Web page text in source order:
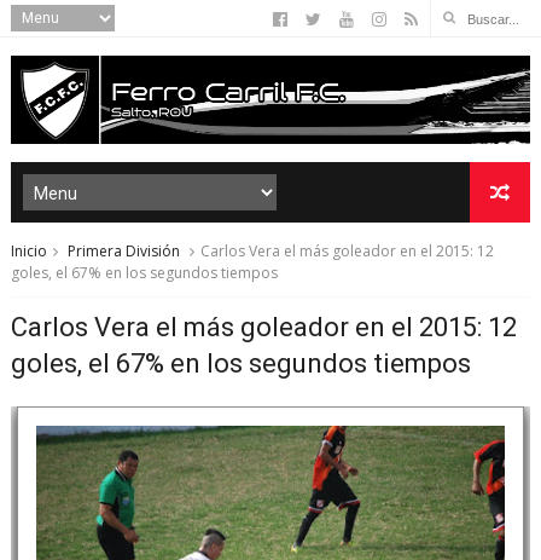
Inicio Primera División
Carlos Vera el más goleador en el 2015: 12
goles, el 67% en los segundos tiempos
Carlos Vera el más goleador en el 2015: 12
goles, el 67% en los segundos tiempos